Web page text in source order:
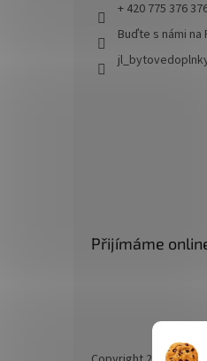
+ 420 775 376
Buďte s námi na
Přijímáme